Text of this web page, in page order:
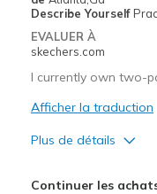
Special Occasions
Travel
Width
Describe Yourself
EVALUER À
skechers.com
I currently own two-
Afficher la traduction
Plus de détails
Continuer les